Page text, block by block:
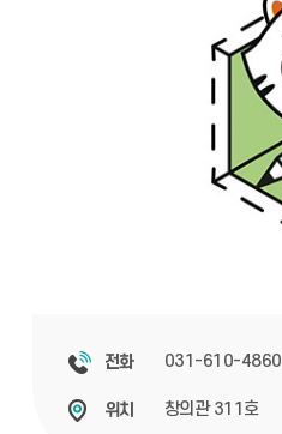
전화 031-610-4860
위치 창의관 311호